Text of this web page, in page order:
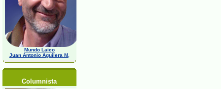
Mundo Laico
Juan Antonio Aguilera M,
Columnista